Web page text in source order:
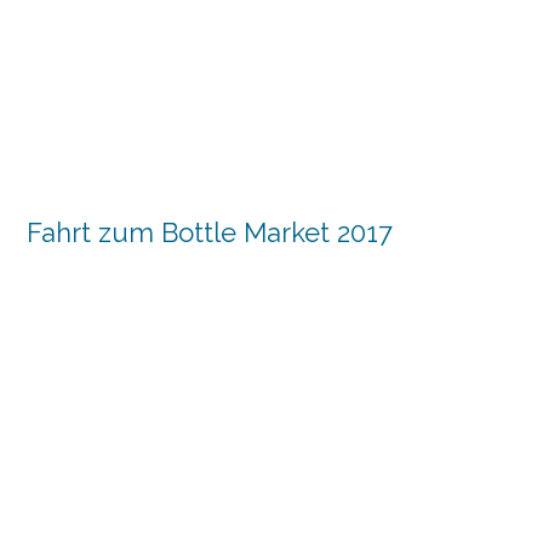
Fahrt zum Bottle Market 2017